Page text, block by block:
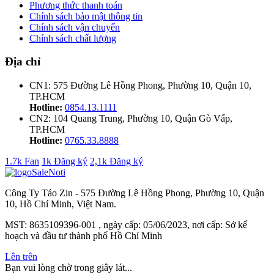
Phương thức thanh toán
Chính sách bảo mật thông tin
Chính sách vận chuyển
Chính sách chất lượng
Địa chỉ
CN1: 575 Đường Lê Hồng Phong, Phường 10, Quận 10,
TP.HCM
Hotline: 0854.13.1111
CN2: 104 Quang Trung, Phường 10, Quận Gò Vấp,
TP.HCM
Hotline: 0765.33.8888
1.7k Fan 1k Đăng ký 2,1k Đăng ký
Công Ty Táo Zin - 575 Đường Lê Hồng Phong, Phường 10, Quận
10, Hồ Chí Minh, Việt Nam.
MST: 8635109396-001 , ngày cấp: 05/06/2023, nơi cấp: Sở kế
hoạch và đầu tư thành phố Hồ Chí Minh
Lên trên
Bạn vui lòng chờ trong giây lát...